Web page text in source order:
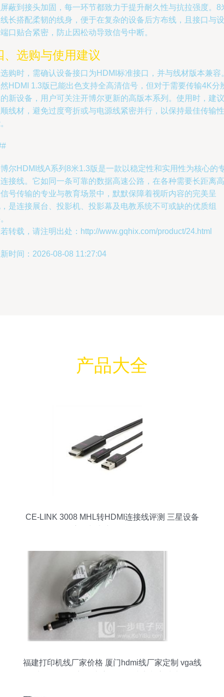
蔽到接头加固，每一环节都致力于提升耐久性与抗拉强度。8
长搭配柔韧的线身，便于在复杂的设备后方布线，且接口与设
口贴合紧密，防止因松动导致信号中断。
、选购与使用建议
购时，需确认设备接口为HDMI标准接口，并与线材版本兼容
HDMI 1.3版已能出色支持全高清信号，但对于需要传输4K分
新设备，用户可关注开博尔更新的高版本系列。使用时，建议
线材，避免过度弯折或与电源线紧密并行，以保持最佳传输性
尔HDMI线A系列8米1.3版是一款以稳定性和实用性为核心的
接线。它如同一条可靠的数据高速公路，在各种需要长距离高
号传输的专业与教育场景中，默默保障着视听内容的完美呈
是连接展台、投影机、投影幕及电教系统不可或缺的优质组
转载，请注明出处：http://www.gqhix.com/product/24.html
时间：2026-08-08 11:27:04
产品大全
CE-LINK 3008 MHL转HDMI连接线评测 三星设备
福建打印机线厂家价格 厦门hdmi线厂家定制 vga线